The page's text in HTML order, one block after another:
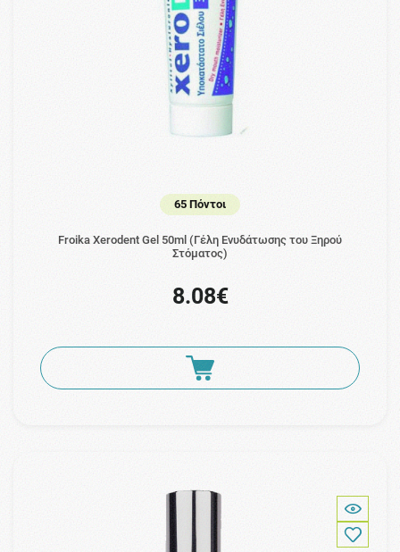
65 Πόντοι
Froika Xerodent Gel 50ml (Γέλη Ενυδάτωσης του Ξηρού
Στόματος)
8.08€